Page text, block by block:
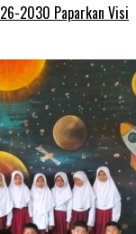
2030 Paparkan Visi